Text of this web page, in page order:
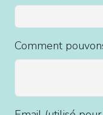
Comment